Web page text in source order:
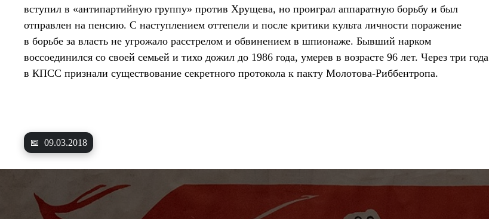
вступил в «антипартийную группу» против Хрущева, но проиграл аппаратную борьбу и был
отправлен на пенсию. С наступлением оттепели и после критики культа личности поражение
в борьбе за власть не угрожало расстрелом и обвинением в шпионаже. Бывший нарком
воссоединился со своей семьей и тихо дожил до 1986 года, умерев в возрасте 96 лет. Через три года
в КПСС признали существование секретного протокола к пакту Молотова-Риббентропа.
📅 09.03.2018